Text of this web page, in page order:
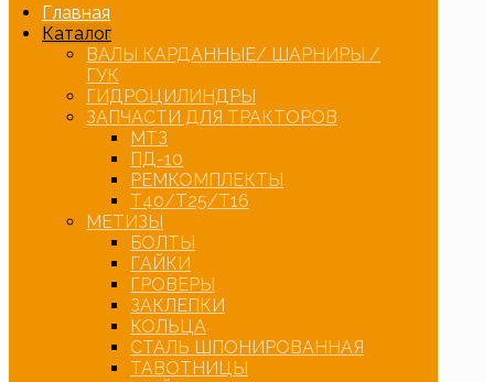
Главная
Каталог
ВАЛЫ КАРДАННЫЕ/ ШАРНИРЫ /
ГУК
ГИДРОЦИЛИНДРЫ
ЗАПЧАСТИ ДЛЯ ТРАКТОРОВ
МТЗ
ПД-10
РЕМКОМПЛЕКТЫ
Т40/Т25/Т16
МЕТИЗЫ
БОЛТЫ
ГАЙКИ
ГРОВЕРЫ
ЗАКЛЕПКИ
КОЛЬЦА
СТАЛЬ ШПОНИРОВАННАЯ
ТАВОТНИЦЫ